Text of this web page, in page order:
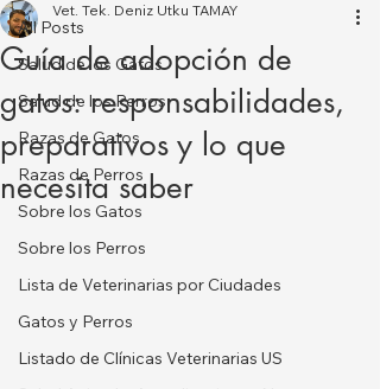
All Posts
Salud de los Gatos
Salud de los Perros
Razas de Gatos
Razas de Perros
Sobre los Gatos
Sobre los Perros
Lista de Veterinarias por Ciudades
Gatos y Perros
Listado de Clínicas Veterinarias US
Guía de adopción de
gatos: responsabilidades,
preparativos y lo que
necesita saber
Vet. Tek. Deniz Utku TAMAY